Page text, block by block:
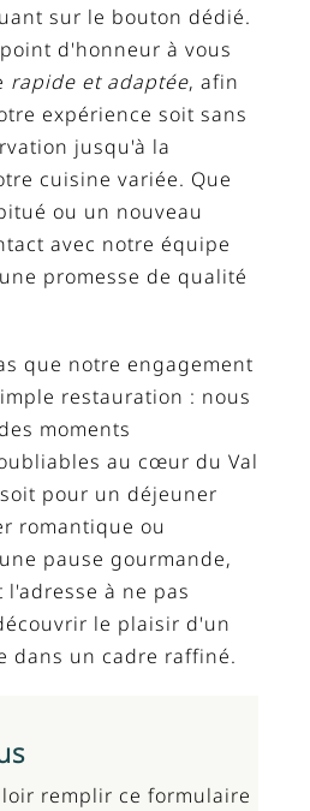
sur le bouton dédié.
d'honneur à vous
rapide et adaptée, afin
expérience soit sans
jusqu'à la
cuisine variée. Que
ou un nouveau
avec notre équipe
promesse de qualité
que notre engagement
restauration : nous
moments
au cœur du Val
pour un déjeuner
romantique ou
pause gourmande,
l'adresse à ne pas
le plaisir d'un
dans un cadre raffiné.
remplir ce formulaire